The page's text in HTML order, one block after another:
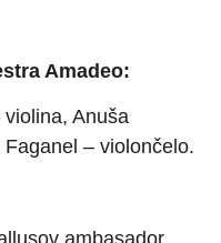
Amadeo:
Anuša
– violončelo.